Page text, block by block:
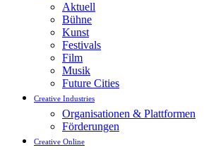
Aktuell
Bühne
Kunst
Festivals
Film
Musik
Future Cities
Creative Industries
Organisationen & Plattformen
Förderungen
Creative Online